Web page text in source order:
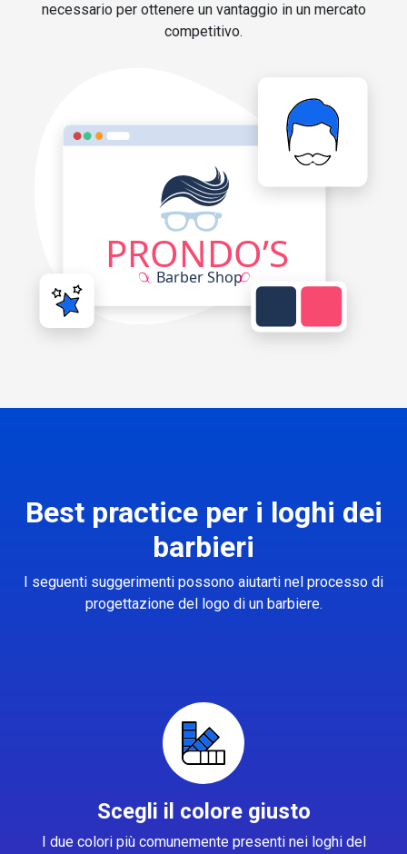
necessario per ottenere un vantaggio in un mercato
competitivo.
Best practice per i loghi dei
barbieri
I seguenti suggerimenti possono aiutarti nel processo di
progettazione del logo di un barbiere.
Scegli il colore giusto
I due colori più comunemente presenti nei loghi del